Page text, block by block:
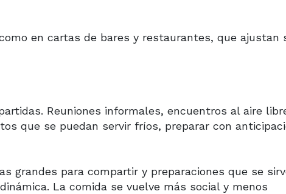
en cartas de bares y restaurantes, que ajustan
Reuniones informales, encuentros al aire
que se puedan servir fríos, preparar con
grandes para compartir y preparaciones que se
La comida se vuelve más social y menos